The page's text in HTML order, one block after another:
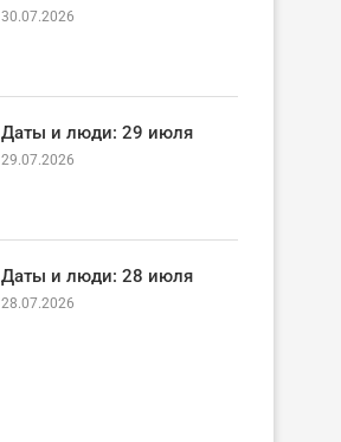
30.07.2026
Даты и люди: 29 июля
29.07.2026
Даты и люди: 28 июля
28.07.2026